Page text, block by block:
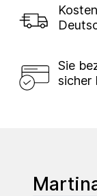
Sie
sicher